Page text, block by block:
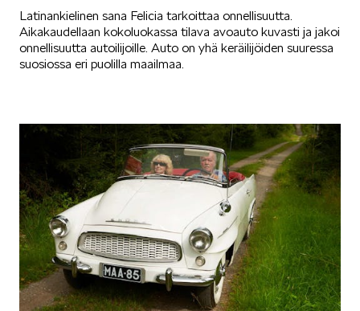
KAASUAUTOT
KUVASSA
MEIDÄN ŠKODAMME
Latinankielinen sana Felicia tarkoittaa onnellisuutta.
Aikakaudellaan kokoluokassa tilava avoauto kuvasti ja jakoi
onnellisuutta autoilijoille. Auto on yhä keräilijöiden suuressa
suosiossa eri puolilla maailmaa.